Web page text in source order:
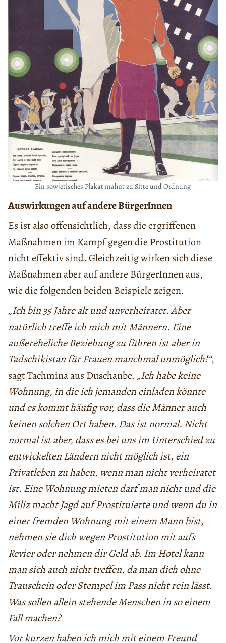
Ein sowjetisches Plakat mahnt zu Sitte und Ordnung
Auswirkungen auf andere BürgerInnen
Es ist also offensichtlich, dass die ergriffenen
Maßnahmen im Kampf gegen die Prostitution
nicht effektiv sind. Gleichzeitig wirken sich diese
Maßnahmen aber auf andere BürgerInnen aus,
wie die folgenden beiden Beispiele zeigen.
„Ich bin 35 Jahre alt und unverheiratet. Aber
natürlich treffe ich mich mit Männern. Eine
außereheliche Beziehung zu führen ist aber in
Tadschikistan für Frauen manchmal unmöglich!“,
sagt Tachmina aus Duschanbe.„Ich habe keine
Wohnung, in die ich jemanden einladen könnte
und es kommt häufig vor, dass die Männer auch
keinen solchen Ort haben. Das ist normal. Nicht
normal ist aber, dass es bei uns im Unterschied zu
entwickelten Ländern nicht möglich ist, ein
Privatleben zu haben, wenn man nicht verheiratet
ist. Eine Wohnung mieten darf man nicht und die
Miliz macht Jagd auf Prostituierte und wenn du in
einer fremden Wohnung mit einem Mann bist,
nehmen sie dich wegen Prostitution mit aufs
Revier oder nehmen dir Geld ab. Im Hotel kann
man sich auch nicht treffen, da man dich ohne
Trauschein oder Stempel im Pass nicht rein lässt.
Was sollen allein stehende Menschen in so einem
Fall machen?
Vor kurzen haben ich mich mit einem Freund